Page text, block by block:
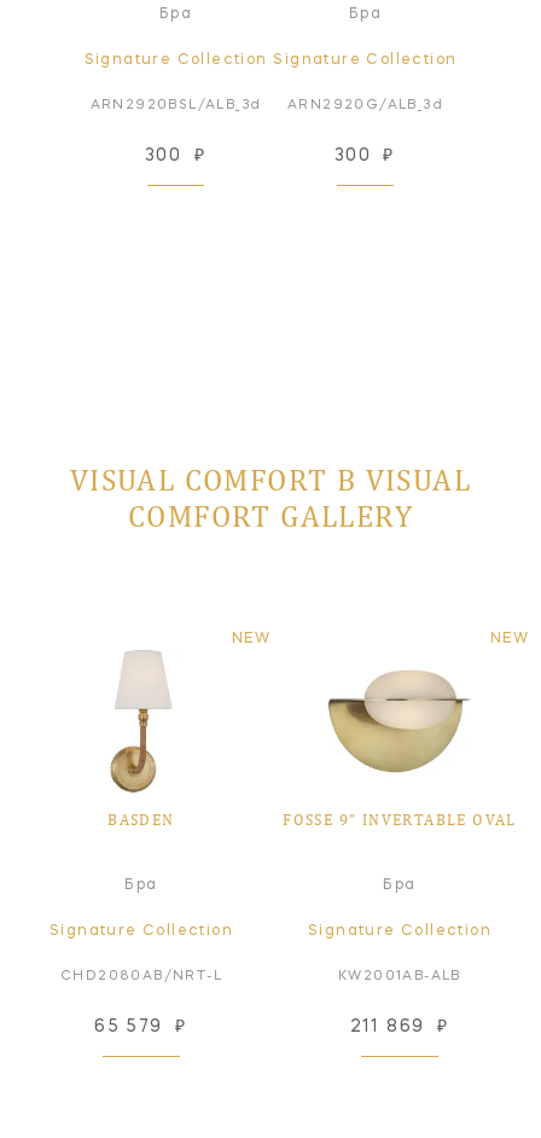
Бра
Signature Collection
ARN2920BSL/ALB_3d
300 ₽
Бра
Signature Collection
ARN2920G/ALB_3d
300 ₽
VISUAL COMFORT В VISUAL
COMFORT GALLERY
NEW
BASDEN
Бра
Signature Collection
CHD2080AB/NRT-L
65 579 ₽
NEW
FOSSE 9" INVERTABLE OVAL
Бра
Signature Collection
KW2001AB-ALB
211 869 ₽